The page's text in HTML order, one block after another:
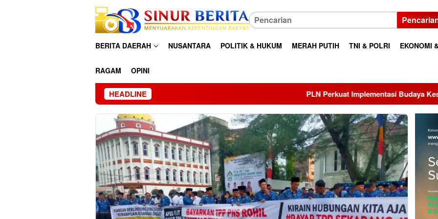
BERITA DAERAH NUSANTARA POLITIK & HUKUM MERAH PUTIH TNI & POLRI EKONOMI
RAGAM OPINI
HEADLINE PLN Perkuat Implementasi Budaya Keselamatan Kerja